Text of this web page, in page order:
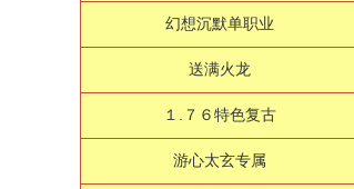
幻想沉默单职业
送满火龙
１.７６特色复古
游心太玄专属